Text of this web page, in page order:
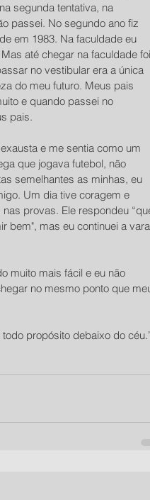
segunda tentativa, na
passei. No segundo ano fiz
em 1983. Na faculdade eu
até chegar na faculdade foi
no vestibular era a única
do meu futuro. Meus pais
e quando passei no
pais.
e me sentia como um
que jogava futebol, não
semelhantes as minhas, eu
Um dia tive coragem e
provas. Ele respondeu
bem", mas eu continuei a
muito mais fácil e eu não
no mesmo ponto que
propósito debaixo do